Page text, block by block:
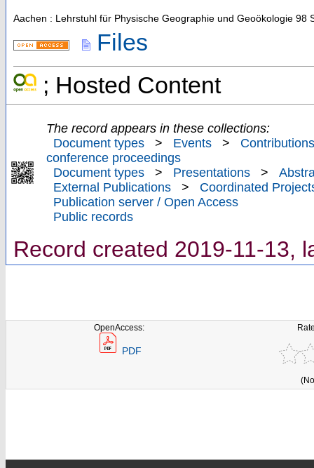
Aachen : Lehrstuhl für Physische Geographie und Geoökologie 98
Files
; Hosted Content
The record appears in these collections:
Document types
> Events >
conference proceedings
Document types
> Presentations >
External Publications
>
Coordinated
Publication server / Open Access
Public records
Record created 2019-11-13,
OpenAccess:
PDF